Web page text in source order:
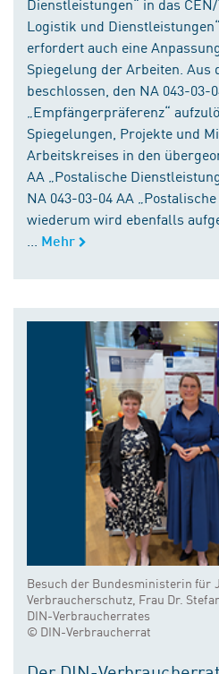
Logistik und
erfordert auch eine
Spiegelung der Arbeiten. Aus
beschlossen, den NA 043-03-
„Empfängerpräferenz“
Spiegelungen, Projekte und
Arbeitskreises in den
AA „Postalische
NA 043-03-04 AA
wiederum wird ebenfalls
Mehr
Besuch der Bundesministerin für
Verbraucherschutz, Frau Dr.
DIN-Verbraucherrates
© DIN-Verbraucherrat